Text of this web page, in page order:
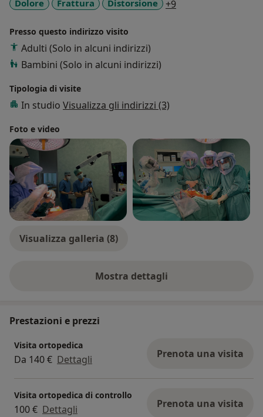
Dolore Frattura Distorsione +9
Presso questo indirizzo visito
Adulti (Solo in alcuni indirizzi)
Bambini (Solo in alcuni indirizzi)
Tipologia di visite
In studio Visualizza gli indirizzi (3)
Foto e video
Visualizza galleria (8)
Mostra dettagli
sull'esperienza
Prestazioni e prezzi
Visita ortopedica
Da 140 € Dettagli Prenota una visita
Visita ortopedica di controllo
100 € Dettagli Prenota una visita